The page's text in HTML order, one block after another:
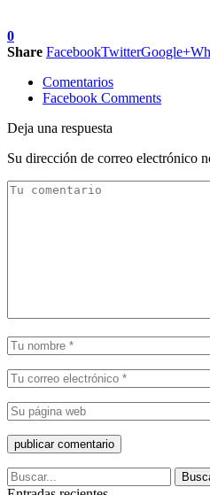
0
Share FacebookTwitterGoogle+
Comentarios
Facebook Comments
Deja una respuesta
Su dirección de correo electrónico